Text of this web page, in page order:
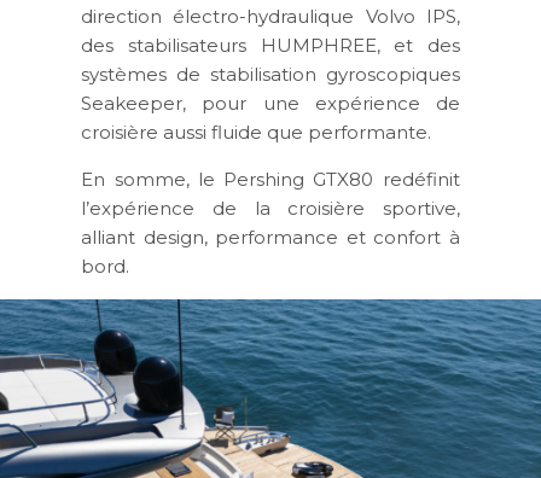
direction électro-hydraulique Volvo IPS,
des stabilisateurs HUMPHREE, et des
systèmes de stabilisation gyroscopiques
Seakeeper, pour une expérience de
croisière aussi fluide que performante.
En somme, le Pershing GTX80 redéfinit
l’expérience de la croisière sportive,
alliant design, performance et confort à
bord.